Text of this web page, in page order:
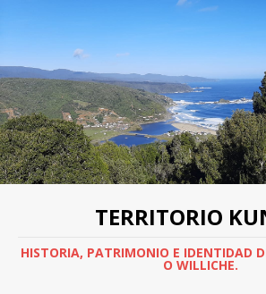
TERRITORIO
HISTORIA, PATRIMONIO E IDENTIDAD
O WILLICHE.